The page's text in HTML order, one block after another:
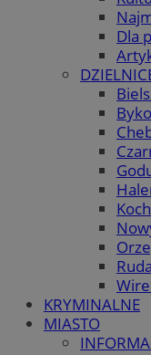
Dla
Ruda
KRYMINALNE
MIASTO